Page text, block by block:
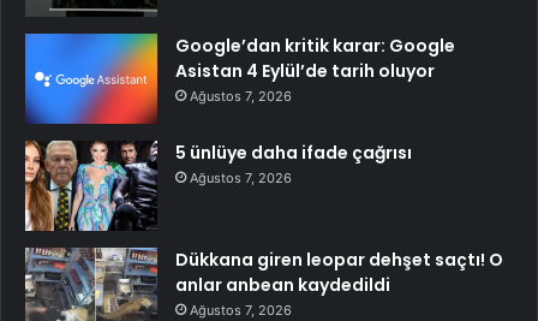
Google’dan kritik karar: Google
Asistan 4 Eylül’de tarih oluyor
Ağustos 7, 2026
5 ünlüye daha ifade çağrısı
Ağustos 7, 2026
Dükkana giren leopar dehşet saçtı! O
anlar anbean kaydedildi
Ağustos 7, 2026